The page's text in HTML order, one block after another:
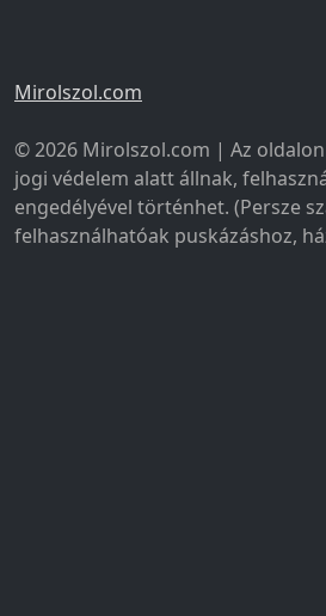
Mirolszol.com
© 2026 Mirolszol.com | Az
jogi védelem alatt állnak,
engedélyével történhet. (Persze
felhasználhatóak puskázáshoz,